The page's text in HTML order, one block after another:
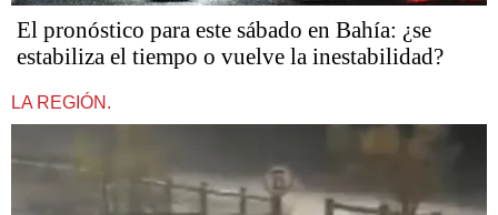
El pronóstico para este sábado en Bahía: ¿se
estabiliza el tiempo o vuelve la inestabilidad?
LA REGIÓN.